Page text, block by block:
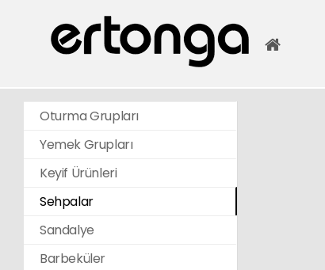
Oturma Grupları
Yemek Grupları
Keyif Ürünleri
Sehpalar
Sandalye
Barbeküler